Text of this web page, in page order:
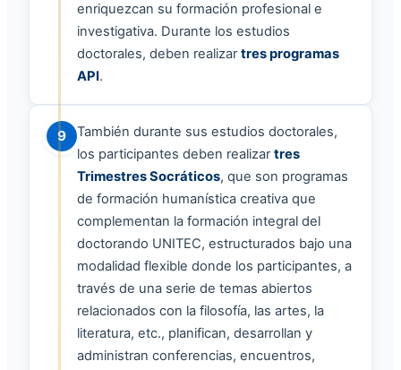
enriquezcan su formación profesional e
investigativa. Durante los estudios
doctorales, deben realizartres programas
API.
9
También durante sus estudios doctorales,
los participantes deben realizartres
Trimestres Socráticos, que son programas
de formación humanística creativa que
complementan la formación integral del
doctorando UNITEC, estructurados bajo una
modalidad flexible donde los participantes, a
través de una serie de temas abiertos
relacionados con la filosofía, las artes, la
literatura, etc., planifican, desarrollan y
administran conferencias, encuentros,